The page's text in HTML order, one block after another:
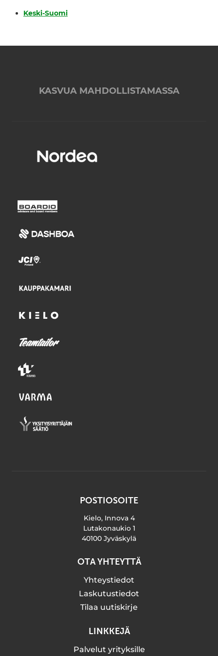
Keski-Suomi
KASVUA MAHDOLLISTAMASSA
POSTIOSOITE
Kielo, Innova 4
Lutakonaukio 1
40100 Jyväskylä
OTA YHTEYTTÄ
Yhteystiedot
Laskutustiedot
Tilaa uutiskirje
LINKKEJÄ
Palvelut yrityksille